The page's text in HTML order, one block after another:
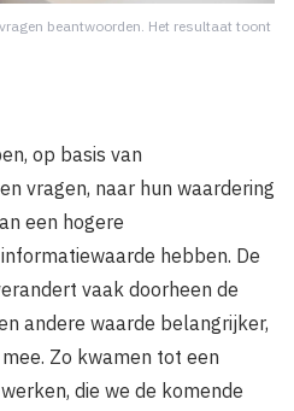
beantwoorden. Het resultaat toont
op basis van
vragen, naar hun waardering
een hogere
hebben. De
vaak doorheen de
andere waarde belangrijker,
Zo kwamen tot een
die we de komende